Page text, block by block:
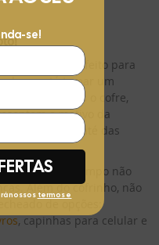
é o objeto perfeito para
e até tomar um
ainda mais o cofre,
o motivo da
paradisíaco e até das
da Phooto, o tempo não
Além do cofrinho, não
de opções:
, capinhas para celular e